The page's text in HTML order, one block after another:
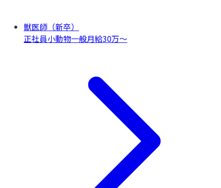
獣医師（新卒）
正社員小動物一般月給30万〜